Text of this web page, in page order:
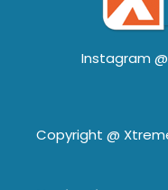
Instagram @
Copyright @